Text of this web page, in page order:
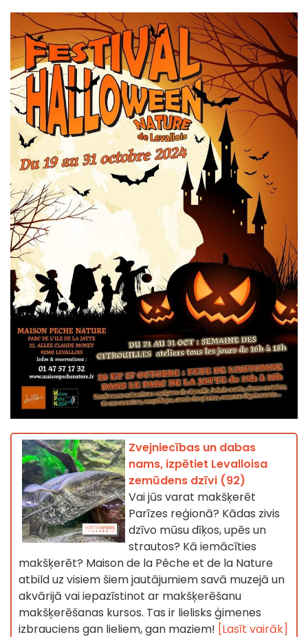
Zvejniecības un dabas
nams, izpētiet Levalloisa
zemūdens dzīvi (92)
Vai jūs varat makšķerēt
Parīzes reģionā? Kādas zivis
dzīvo mūsu dīķos, upēs un
strautos? Kā iemācīties
makšķerēt? Maison de la Pêche et de la Nature
atbild uz visiem šiem jautājumiem savā muzejā un
akvārijā vai iepazīstinot ar makšķerēšanu
makšķerēšanas kursos. Tas ir lielisks ģimenes
izbrauciens gan lieliem, gan maziem! [Lasīt vairāk]